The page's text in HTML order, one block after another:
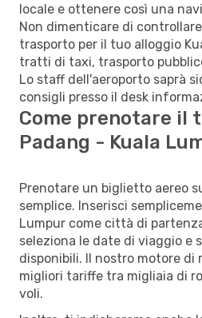
locale e ottenere così una
Non dimenticare di
trasporto per il tuo alloggio
tratti di taxi, trasporto
Lo staff dell'aeroporto saprà
consigli presso il desk
Come prenotare il
Padang - Kuala
Prenotare un biglietto aereo
semplice. Inserisci
Lumpur come città di
seleziona le date di viaggio e
disponibili. Il nostro motore
migliori tariffe tra migliaia di
voli.